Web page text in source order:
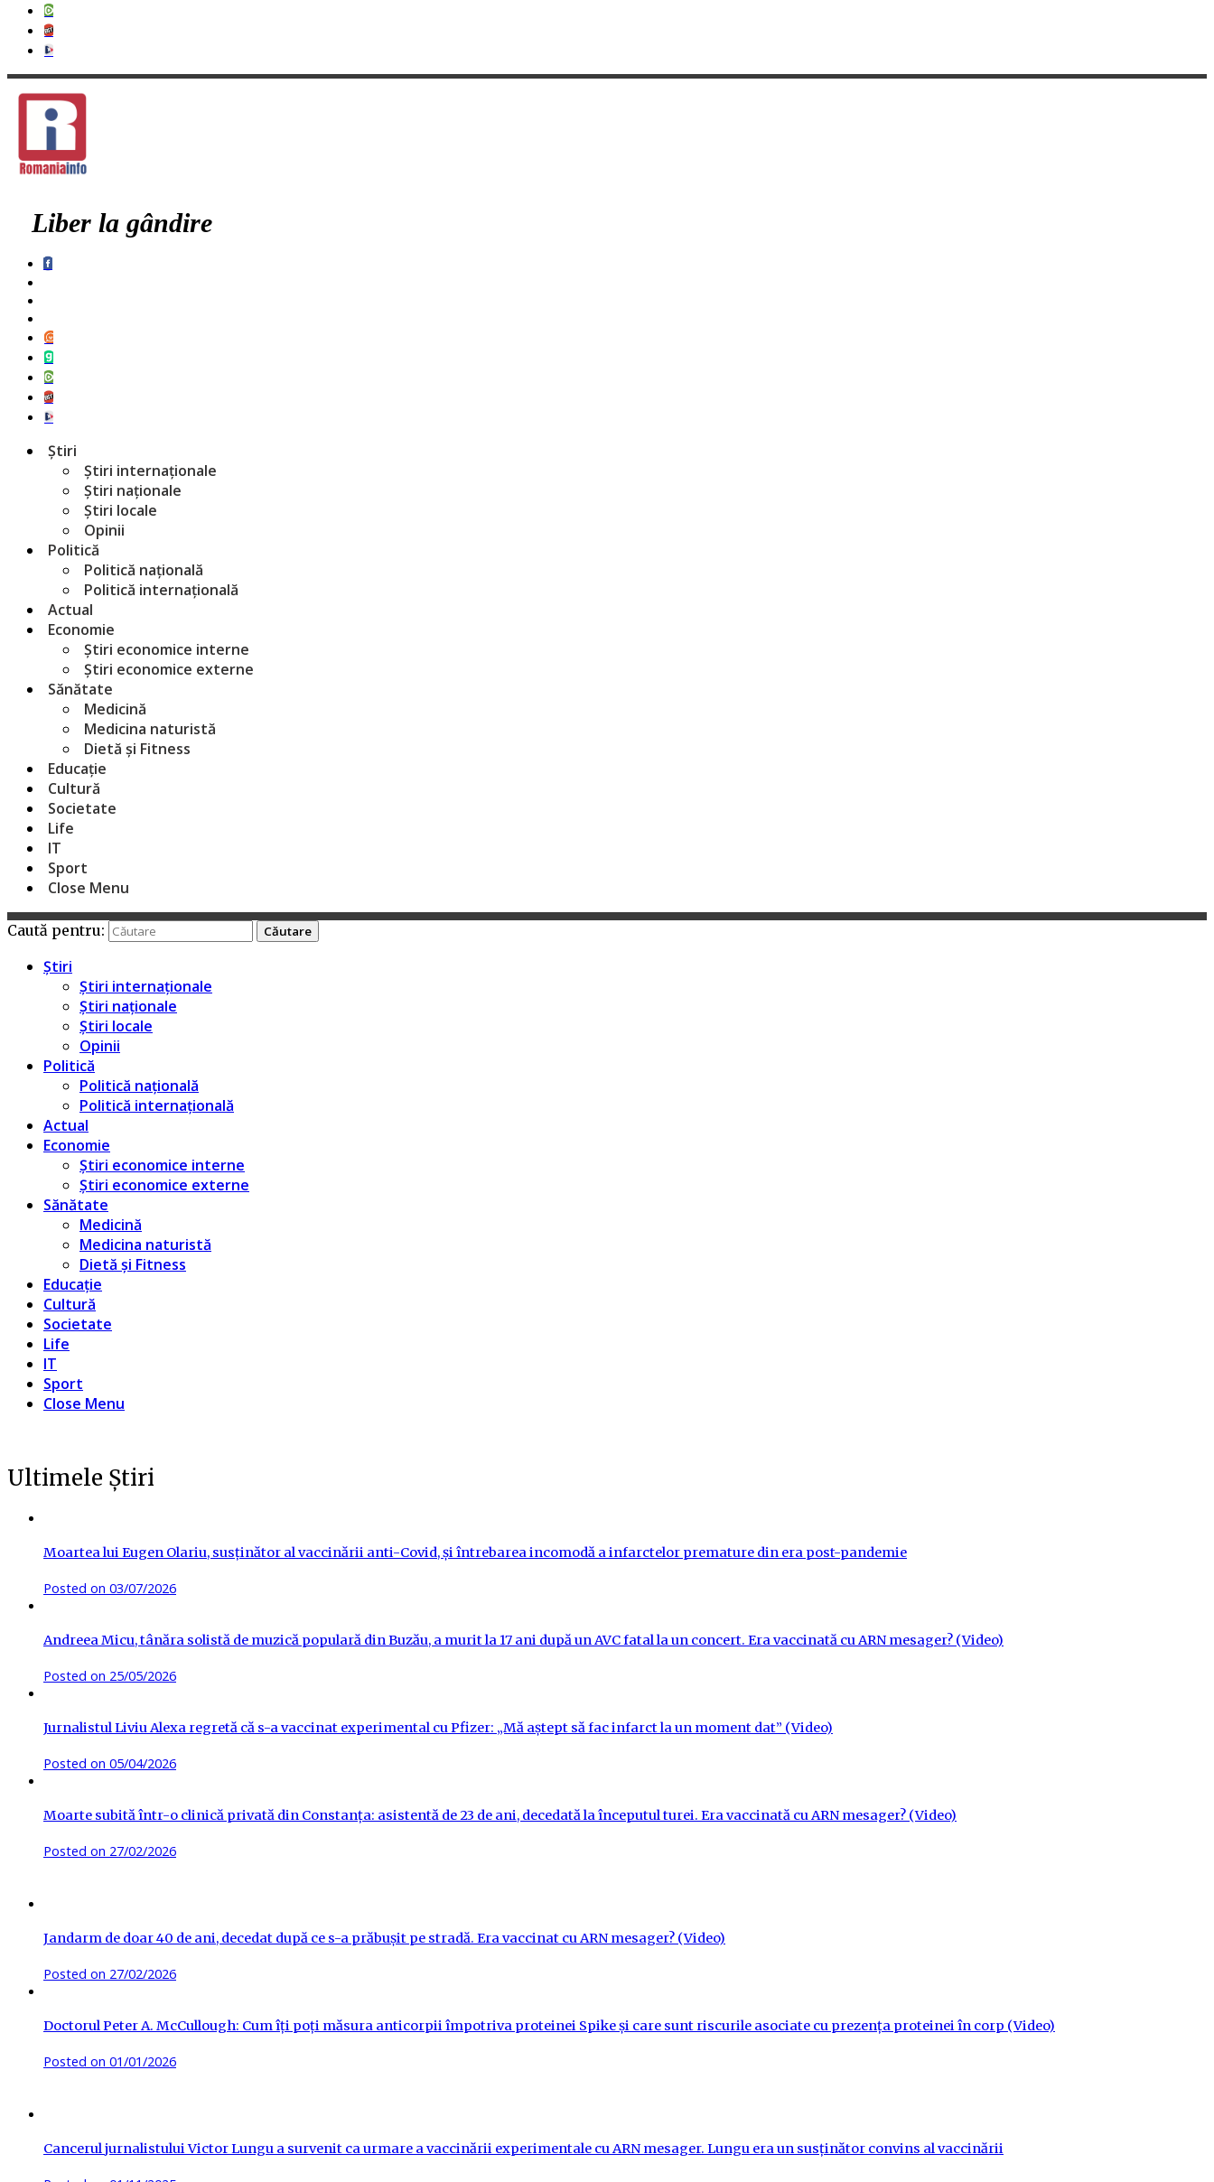
Liber la gândire
Știri
Știri internaționale
Știri naționale
Știri locale
Opinii
Politică
Politică națională
Politică internațională
Actual
Economie
Știri economice interne
Știri economice externe
Sănătate
Medicină
Medicina naturistă
Dietă și Fitness
Educație
Cultură
Societate
Life
IT
Sport
Close Menu
Caută pentru:
Știri
Știri internaționale
Știri naționale
Știri locale
Opinii
Politică
Politică națională
Politică internațională
Actual
Economie
Știri economice interne
Știri economice externe
Sănătate
Medicină
Medicina naturistă
Dietă și Fitness
Educație
Cultură
Societate
Life
IT
Sport
Close Menu
Ultimele Știri
Moartea lui Eugen Olariu, susținător al vaccinării anti-Covid, și întrebarea incomodă a infarctelor premature din era post-pandemie
Posted on 03/07/2026
Andreea Micu, tânăra solistă de muzică populară din Buzău, a murit la 17 ani după un AVC fatal la un concert. Era vaccinată cu ARN mesager? (Video)
Posted on 25/05/2026
Jurnalistul Liviu Alexa regretă că s-a vaccinat experimental cu Pfizer: „Mă aștept să fac infarct la un moment dat” (Video)
Posted on 05/04/2026
Moarte subită într-o clinică privată din Constanța: asistentă de 23 de ani, decedată la începutul turei. Era vaccinată cu ARN mesager? (Video)
Posted on 27/02/2026
Jandarm de doar 40 de ani, decedat după ce s-a prăbușit pe stradă. Era vaccinat cu ARN mesager? (Video)
Posted on 27/02/2026
Doctorul Peter A. McCullough: Cum îți poți măsura anticorpii împotriva proteinei Spike și care sunt riscurile asociate cu prezența proteinei în corp (Video)
Posted on 01/01/2026
Cancerul jurnalistului Victor Lungu a survenit ca urmare a vaccinării experimentale cu ARN mesager. Lungu era un susținător convins al vaccinării